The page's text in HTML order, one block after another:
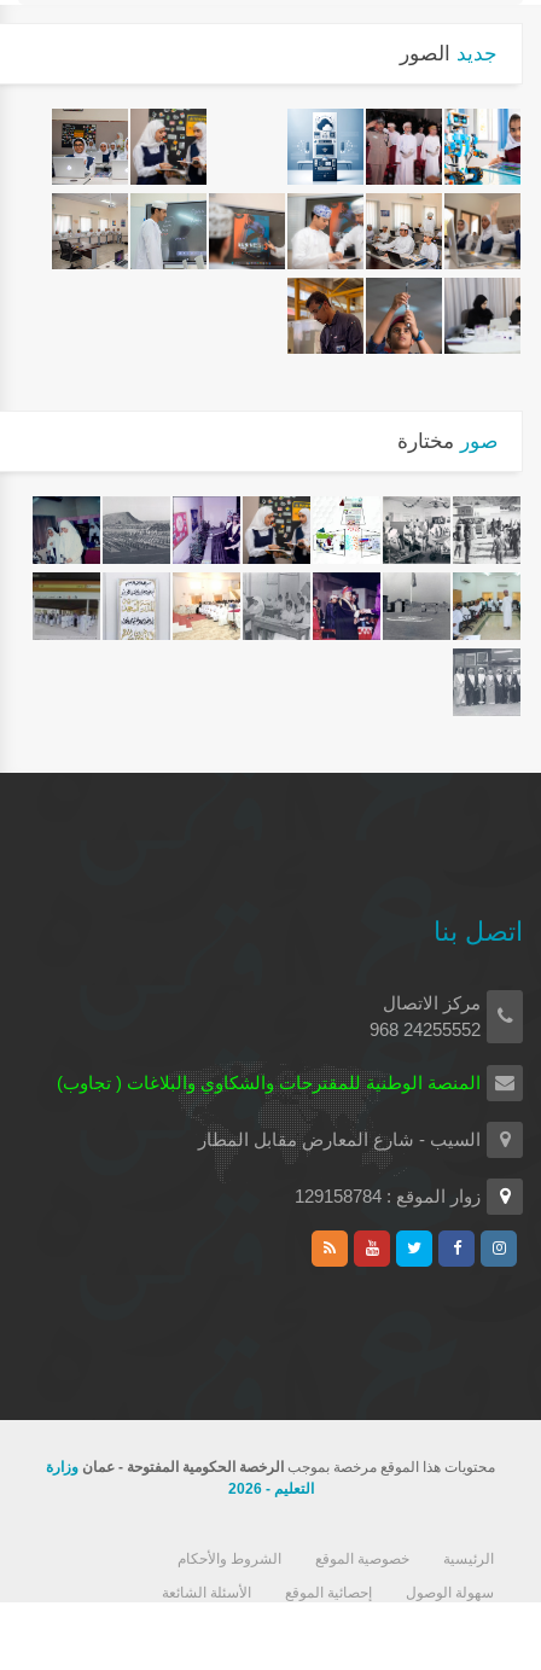
جديد الصور
صور مختارة
اتصل بنا
مركز الاتصال
24255552 968
المنصة الوطنية للمقترحات والشكاوي والبلاغات ( تجاوب)
السيب - شارع المعارض مقابل المطار
زوار الموقع : 129158784
محتويات هذا الموقع مرخصة بموجب الرخصة الحكومية المفتوحة - عمان وزارة
التعليم - 2026
الرئيسية خصوصية الموقع
الشروط والأحكام
سهولة الوصول
إحصائية الموقع
الأسئلة الشائعة